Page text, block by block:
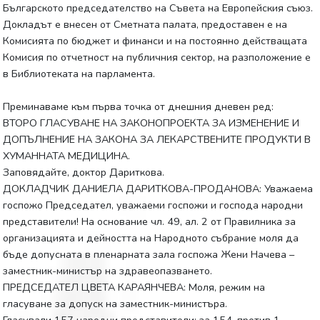
Българското председателство на Съвета на Европейския съюз.
Докладът е внесен от Сметната палата, предоставен е на
Комисията по бюджет и финанси и на постоянно действащата
Комисия по отчетност на публичния сектор, на разположение е
в Библиотеката на парламента.
Преминаваме към първа точка от днешния дневен ред:
ВТОРО ГЛАСУВАНЕ НА ЗАКОНОПРОЕКТА ЗА ИЗМЕНЕНИЕ И
ДОПЪЛНЕНИЕ НА ЗАКОНА ЗА ЛЕКАРСТВЕНИТЕ ПРОДУКТИ В
ХУМАННАТА МЕДИЦИНА.
Заповядайте, доктор Дариткова.
ДОКЛАДЧИК ДАНИЕЛА ДАРИТКОВА-ПРОДАНОВА: Уважаема
госпожо Председател, уважаеми госпожи и господа народни
представители! На основание чл. 49, ал. 2 от Правилника за
организацията и дейността на Народното събрание моля да
бъде допусната в пленарната зала госпожа Жени Начева –
заместник-министър на здравеопазването.
ПРЕДСЕДАТЕЛ ЦВЕТА КАРАЯНЧЕВА: Моля, режим на
гласуване за допуск на заместник-министъра.